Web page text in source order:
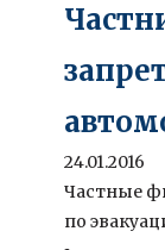
24.01.2016
Частные
по